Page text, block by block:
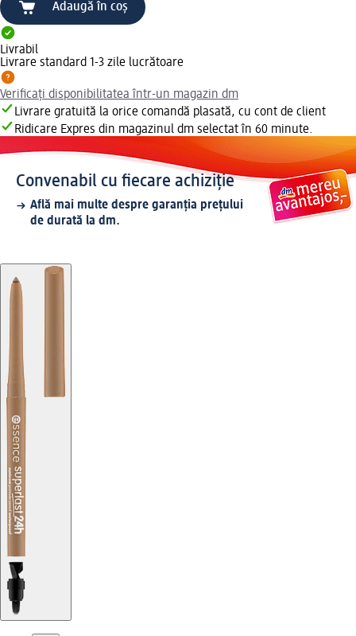
Adaugă în coș
Livrabil
Livrare standard 1-3 zile lucrătoare
Verificați disponibilitatea într-un magazin dm
Livrare gratuită la orice comandă plasată, cu cont de client
Ridicare Expres din magazinul dm selectat în 60 minute.
Convenabil cu fiecare achiziție
Află mai multe despre garanția prețului
de durată la dm.